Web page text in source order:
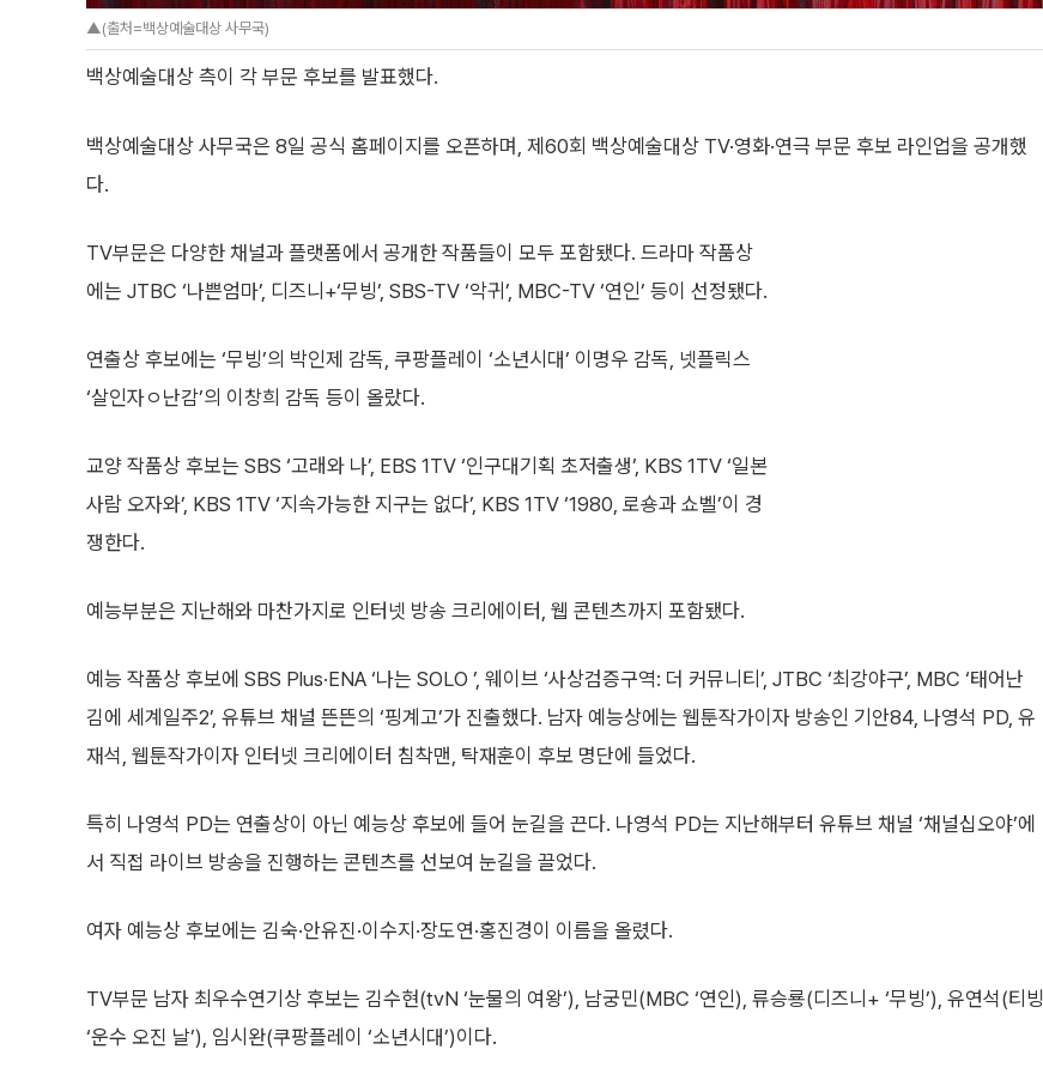
▲(출처=백상예술대상 사무국)
백상예술대상 측이 각 부문 후보를 발표했다.
백상예술대상 사무국은 8일 공식 홈페이지를 오픈하며, 제60회 백상예술대상 TV·영화·연극 부문 후보 라인업을 공개했
다.
TV부문은 다양한 채널과 플랫폼에서 공개한 작품들이 모두 포함됐다. 드라마 작품상
에는 JTBC ‘나쁜엄마’, 디즈니+‘무빙’, SBS-TV ‘악귀’, MBC-TV ‘연인’ 등이 선정됐다.
연출상 후보에는 ‘무빙’의 박인제 감독, 쿠팡플레이 ‘소년시대’ 이명우 감독, 넷플릭스
‘살인자ㅇ난감’의 이창희 감독 등이 올랐다.
교양 작품상 후보는 SBS ‘고래와 나’, EBS 1TV ‘인구대기획 초저출생’, KBS 1TV ‘일본
사람 오자와’, KBS 1TV ‘지속가능한 지구는 없다’, KBS 1TV ‘1980, 로숑과 쇼벨’이 경
쟁한다.
예능부분은 지난해와 마찬가지로 인터넷 방송 크리에이터, 웹 콘텐츠까지 포함됐다.
예능 작품상 후보에 SBS Plus·ENA ‘나는 SOLO ’, 웨이브 ‘사상검증구역: 더 커뮤니티’, JTBC ‘최강야구’, MBC ‘태어난
김에 세계일주2’, 유튜브 채널 뜬뜬의 ‘핑계고’가 진출했다. 남자 예능상에는 웹툰작가이자 방송인 기안84, 나영석 PD, 유
재석, 웹툰작가이자 인터넷 크리에이터 침착맨, 탁재훈이 후보 명단에 들었다.
특히 나영석 PD는 연출상이 아닌 예능상 후보에 들어 눈길을 끈다. 나영석 PD는 지난해부터 유튜브 채널 ‘채널십오야’에
서 직접 라이브 방송을 진행하는 콘텐츠를 선보여 눈길을 끌었다.
여자 예능상 후보에는 김숙·안유진·이수지·장도연·홍진경이 이름을 올렸다.
TV부문 남자 최우수연기상 후보는 김수현(tvN ‘눈물의 여왕’), 남궁민(MBC ‘연인), 류승룡(디즈니+ ‘무빙’), 유연석(티빙
‘운수 오진 날’), 임시완(쿠팡플레이 ‘소년시대’)이다.